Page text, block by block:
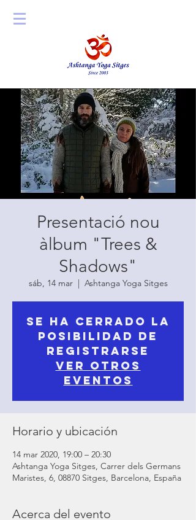
Presentació nou
àlbum "Trees &
Shadows"
sáb, 14 mar
  |
Ashtanga Yoga Sitges
Se ha cerrado la
posibilidad de
registrarse
Ver otros
eventos
Horario y ubicación
14 mar 2020, 19:00 – 20:30
Ashtanga Yoga Sitges, Carrer dels Germans
Maristes, 6, 08870 Sitges, Barcelona, España
Acerca del evento